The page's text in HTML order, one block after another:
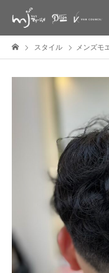
スタイル メンズモ